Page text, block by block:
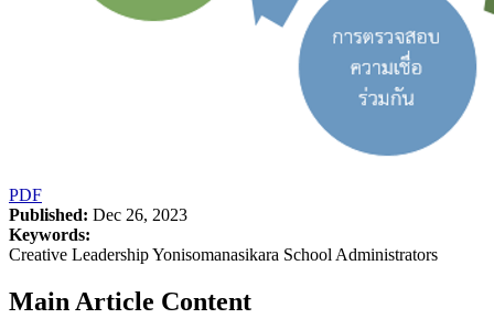
PDF
Published: Dec 26, 2023
Keywords:
Creative Leadership Yonisomanasikara School Administrators
Main Article Content